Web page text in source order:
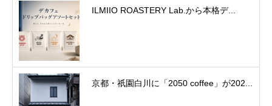
ILMIIO ROASTERY Lab.から本格デ...
京都・祇園白川に「2050 coffee」が202...